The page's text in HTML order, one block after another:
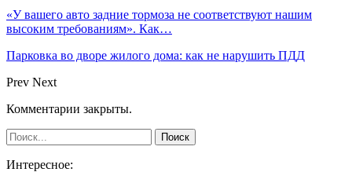
«У вашего авто задние тормоза не соответствуют нашим
высоким требованиям». Как…
Парковка во дворе жилого дома: как не нарушить ПДД
Prev Next
Комментарии закрыты.
Интересное: